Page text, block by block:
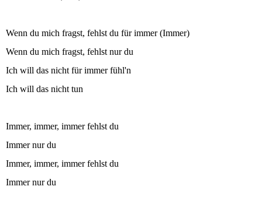
Wenn du mich fragst, fehlst du für immer (Immer)
Wenn du mich fragst, fehlst nur du
Ich will das nicht für immer fühl'n
Ich will das nicht tun
Immer, immer, immer fehlst du
Immer nur du
Immer, immer, immer fehlst du
Immer nur du